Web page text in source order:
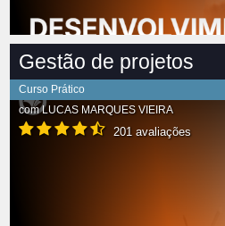
Gestão de projetos
Curso Prático
comLUCAS MARQUES VIEIRA
201 avaliações